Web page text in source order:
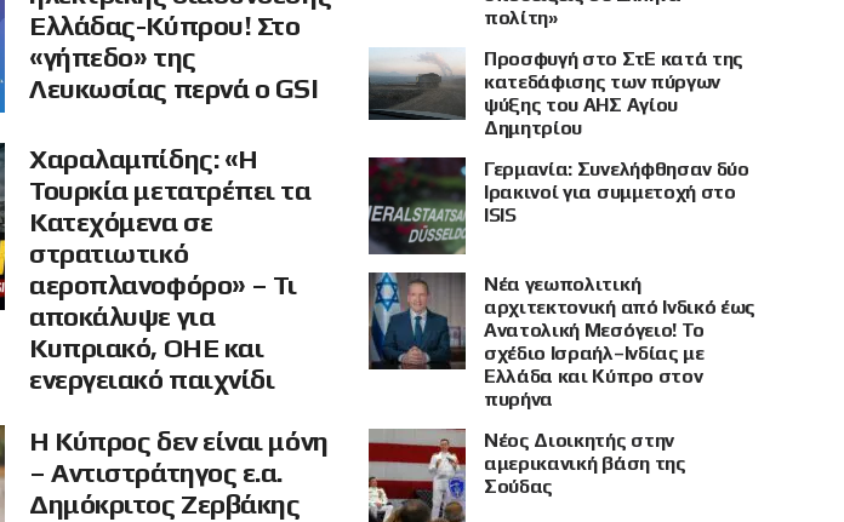
Ελλάδας-Κύπρου! Στο
«γήπεδο» της
Λευκωσίας περνά ο GSI
Χαραλαμπίδης: «Η
Τουρκία μετατρέπει τα
Κατεχόμενα σε
στρατιωτικό
αεροπλανοφόρο» – Τι
αποκάλυψε για
Κυπριακό, ΟΗΕ και
ενεργειακό παιχνίδι
Η Κύπρος δεν είναι μόνη
– Αντιστράτηγος ε.α.
Δημόκριτος Ζερβάκης
πολίτη»
Προσφυγή στο ΣτΕ κατά της
κατεδάφισης των πύργων
ψύξης του ΑΗΣ Αγίου
Δημητρίου
Γερμανία: Συνελήφθησαν δύο
Ιρακινοί για συμμετοχή στο
ISIS
Νέα γεωπολιτική
αρχιτεκτονική από Ινδικό έως
Ανατολική Μεσόγειο! Το
σχέδιο Ισραήλ–Ινδίας με
Ελλάδα και Κύπρο στον
πυρήνα
Νέος Διοικητής στην
αμερικανική βάση της
Σούδας